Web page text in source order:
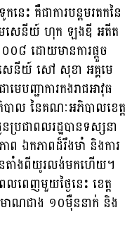
េះ គឺជាការបន្ដមរតកនៃ
តមសេនីយ៍ ហុក ឡងឌី អតីត
០០៨ ដោយមានការផ្តួច
សេនីយ៍ សៅ សុខា អគ្គមេ
បញ្ជាការកងរាជអាវុធ
បាល នៃគណៈអភិបាលខេត្ត
ជាពលរដ្ឋបានទស្សនា
ាព ឯកភាពដ៏រឹងមាំ និងការ
នតាំងពីយូរលង់មកហើយ។
ពេញមួយថ្ងៃនេះ ខេត្ត
មាណជាង ១០ម៉ឺននាក់ និង